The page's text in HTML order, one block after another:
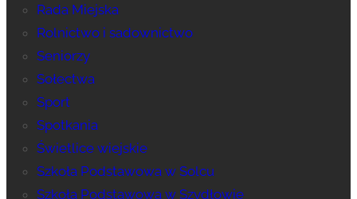
Rada Miejska
Rolnictwo i sadownictwo
Seniorzy
Sołectwa
Sport
Spotkania
Świetlice wiejskie
Szkoła Podstawowa w Solcu
Szkoła Podstawowa w Szydłowie